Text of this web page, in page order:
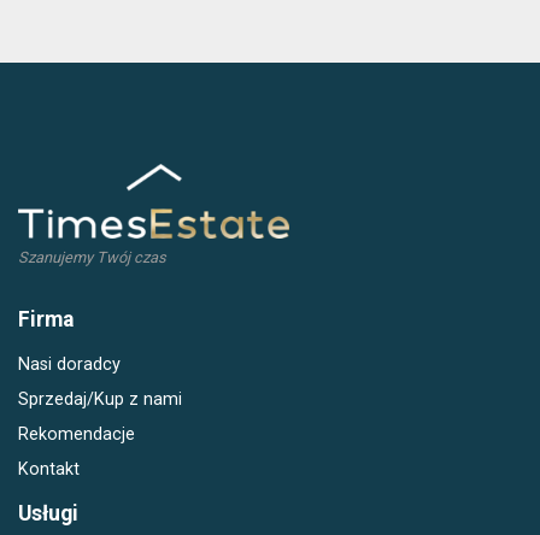
Szanujemy Twój czas
Firma
Nasi doradcy
Sprzedaj/Kup z nami
Rekomendacje
Kontakt
Usługi